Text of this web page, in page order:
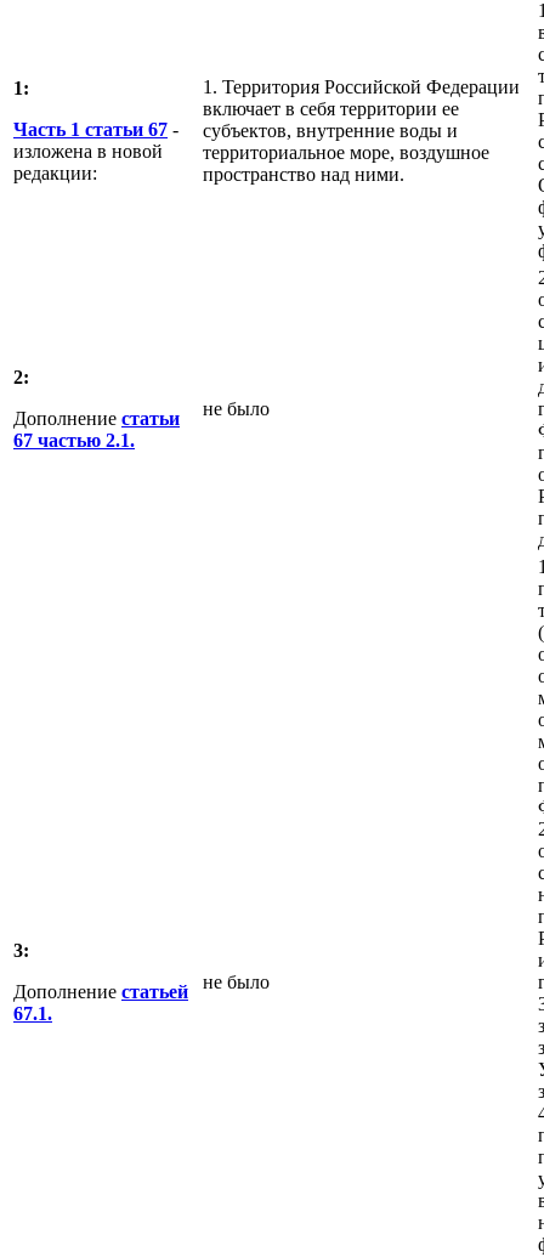
1:
Часть 1 статьи 67 -
изложена в новой
редакции:
1. Территория Российской Федерации
включает в себя территории ее
субъектов, внутренние воды и
территориальное море, воздушное
пространство над ними.
2:
Дополнение статьи
67 частью 2.1.
не было
3:
Дополнение статьей
67.1.
не было